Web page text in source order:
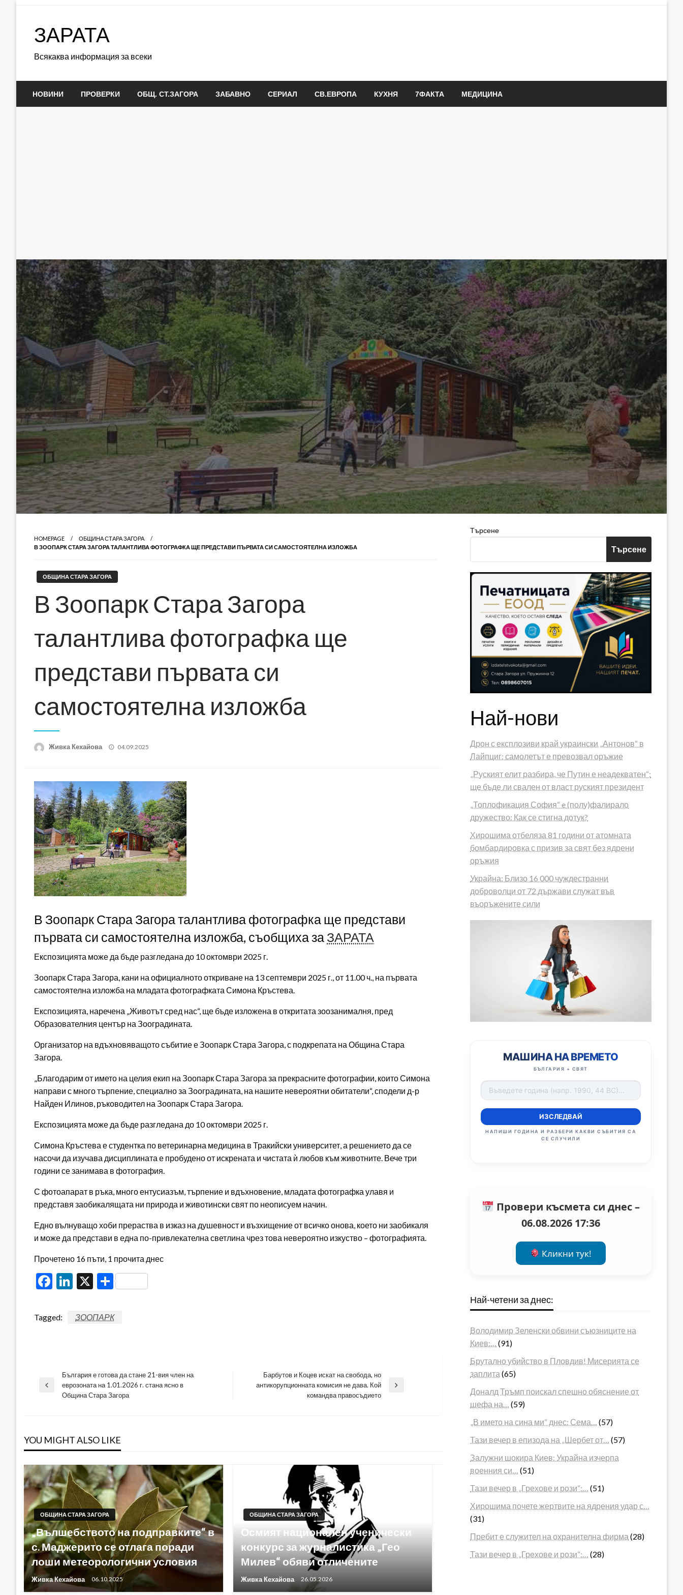
ЗАРАТА
Всякаква информация за всеки
НОВИНИ ПРОВЕРКИ ОБЩ. СТ.ЗАГОРА ЗАБАВНО СЕРИАЛ СВ.ЕВРОПА КУХНЯ 7ФАКТА МЕДИЦИНА
HOMEPAGE
ОБЩИНА СТАРА ЗАГОРА
В ЗООПАРК СТАРА ЗАГОРА ТАЛАНТЛИВА ФОТОГРАФКА ЩЕ ПРЕДСТАВИ ПЪРВАТА СИ САМОСТОЯТЕЛНА ИЗЛОЖБА
ОБЩИНА СТАРА ЗАГОРА
В Зоопарк Стара Загора
талантлива фотографка ще
представи първата си
самостоятелна изложба
Живка Кехайова
Posted
04.09.2025
В Зоопарк Стара Загора талантлива фотографка ще представи
първата си самостоятелна изложба, съобщиха за ЗАРАТА
Експозицията може да бъде разгледана до 10 октомври 2025 г.
Зоопарк Стара Загора, кани на официалното откриване на 13 септември 2025 г., от 11.00 ч., на първата
самостоятелна изложба на младата фотографката Симона Кръстева.
Експозицията, наречена „Животът сред нас“, ще бъде изложена в откритата зоозанималня, пред
Образователния център на Зооградината.
Организатор на вдъхновяващото събитие е Зоопарк Стара Загора, с подкрепата на Община Стара
Загора.
„Благодарим от името на целия екип на Зоопарк Стара Загора за прекрасните фотографии, които Симона
направи с много търпение, специално за Зооградината, на нашите невероятни обитатели“, сподели д-р
Найден Илинов, ръководител на Зоопарк Стара Загора.
Експозицията може да бъде разгледана до 10 октомври 2025 г.
Симона Кръстева е студентка по ветеринарна медицина в Тракийски университет, а решението да се
насочи да изучава дисциплината е пробудено от искрената и чистата ѝ любов към животните. Вече три
години се занимава в фотография.
С фотоапарат в ръка, много ентусиазъм, търпение и вдъхновение, младата фотографка улавя и
представя заобикалящата ни природа и животински свят по неописуем начин.
Едно вълнуващо хоби прераства в изказ на душевност и възхищение от всичко онова, което ни заобикаля
и може да представи в една по-привлекателна светлина чрез това невероятно изкуство – фотографията.
Прочетено 16 пъти, 1 прочита днес
Facebook
LinkedIn
X Share
Tagged: ЗООПАРК
Навигация
Previous
България е готова да стане 21-вия член на
еврозоната на 1.01.2026 г. стана ясно в
Община Стара Загора
Next
Барбутов и Коцев искат на свобода, но
антикорупционната комисия не дава. Кой
командва правосъдието
YOU MIGHT ALSO LIKE
ОБЩИНА СТАРА ЗАГОРА
„Вълшебството на подправките“ в
с. Маджерито се отлага поради
лоши метеорологични условия
Живка Кехайова 06.10.2025
ОБЩИНА СТАРА ЗАГОРА
Осмият национален ученически
конкурс за журналистика „Гео
Милев“ обяви отличените
Живка Кехайова 26.05.2026
Търсене
Търсене
Най-нови
Дрон с експлозиви край украински „Антонов“ в
Лайпциг: самолетът е превозвал оръжие
„Руският елит разбира, че Путин е неадекватен“:
ще бъде ли свален от власт руският президент
„Топлофикация София“ e (полу)фалирало
дружество: Как се стигна дотук?
Хирошима отбеляза 81 години от атомната
бомбардировка с призив за свят без ядрени
оръжия
Украйна: Близо 16 000 чуждестранни
доброволци от 72 държави служат във
въоръжените сили
МАШИНА НА ВРЕМЕТО
БЪЛГАРИЯ + СВЯТ
ИЗСЛЕДВАЙ
НАПИШИ ГОДИНА И РАЗБЕРИ КАКВИ СЪБИТИЯ СА
СЕ СЛУЧИЛИ
Провери късмета си днес –
06.08.2026 17:36
Кликни тук!
Най-четени за днес:
Володимир Зеленски обвини съюзниците на
Киев:…
(91)
Брутално убийство в Пловдив! Мисерията се
заплита (65)
Доналд Тръмп поискал спешно обяснение от
шефа на…
(59)
„В името на сина ми“ днес: Сема…
(57)
Тази вечер в епизода на „Шербет от…
(57)
Залужни шокира Киев: Украйна изчерпа
военния си…
(51)
Тази вечер в „Грехове и рози“:…
(51)
Хирошима почете жертвите на ядрения удар с…
(31)
Пребит е служител на охранителна фирма (28)
Тази вечер в „Грехове и рози“:…
(28)